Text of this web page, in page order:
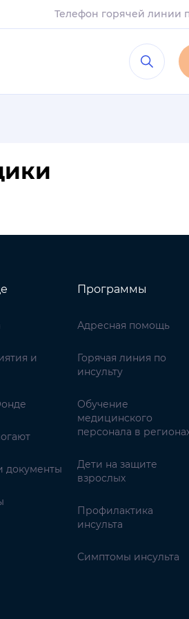
Телефон горячей линии
и
документы
Программы
Адресная помощь
Горячая линия по
инсульту
Обучение
медицинского
персонала в
Дети на защите
взрослых
Профилактика
инсульта
Симптомы инсульта